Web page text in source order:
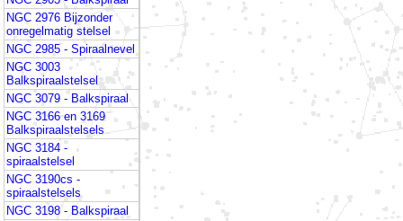
NGC 2976 Bijzonder
onregelmatig stelsel
NGC 2985 - Spiraalnevel
NGC 3003
Balkspiraalstelsel
NGC 3079 - Balkspiraal
NGC 3166 en 3169
Balkspiraalstelsels
NGC 3184 -
spiraalstelsel
NGC 3190cs -
spiraalstelsels
NGC 3198 - Balkspiraal